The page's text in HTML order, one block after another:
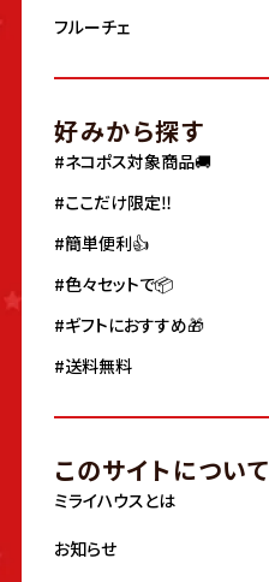
フルーチェ
好みから探す
#ネコポス対象商品🚚
#ここだけ限定‼️
#簡単便利👍
#色々セットで📦
#ギフトにおすすめ🎁
#送料無料
このサイトについて
ミライハウスとは
お知らせ